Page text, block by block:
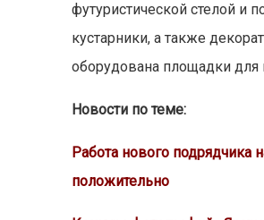
футуристической стелой и
кустарники, а также
оборудована площадки для
Новости по теме:
Работа нового подрядчика
положительно